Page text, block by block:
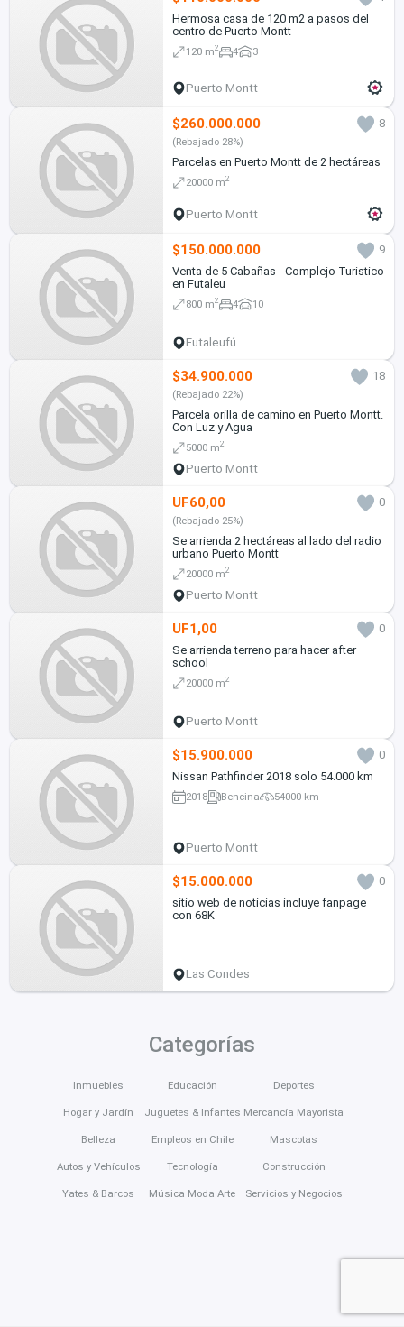
Hermosa casa de 120 m2 a pasos del
centro de Puerto Montt
120 m2 4 3
Puerto Montt
$260.000.000 8
(Rebajado 28%)
Parcelas en Puerto Montt de 2 hectáreas
20000 m2
Puerto Montt
$150.000.000
9
Venta de 5 Cabañas - Complejo Turistico
en Futaleu
800 m2 4 10
Futaleufú
$34.900.000 18
(Rebajado 22%)
Parcela orilla de camino en Puerto Montt.
Con Luz y Agua
5000 m2
Puerto Montt
UF60,00 0
(Rebajado 25%)
Se arrienda 2 hectáreas al lado del radio
urbano Puerto Montt
20000 m2
Puerto Montt
UF1,00
0
Se arrienda terreno para hacer after
school
20000 m2
Puerto Montt
$15.900.000
0
Nissan Pathfinder 2018 solo 54.000 km
2018 Bencina 54000 km
Puerto Montt
$15.000.000
0
sitio web de noticias incluye fanpage
con 68K
Las Condes
Categorías
Inmuebles
Hogar y Jardín
Belleza
Autos y Vehículos
Yates & Barcos
Educación
Juguetes & Infantes
Empleos en Chile
Tecnología
Música Moda Arte
Deportes
Mercancía Mayorista
Mascotas
Construcción
Servicios y Negocios